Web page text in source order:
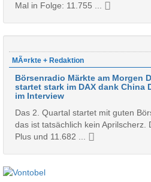
Mal in Folge: 11.755 ...
MÃ¤rkte + Redaktion
Börsenradio Märkte am Morgen
startet stark im DAX dank China
im Interview
Das 2. Quartal startet mit guten
das ist tatsächlich kein Aprilscherz.
Plus und 11.682 ...